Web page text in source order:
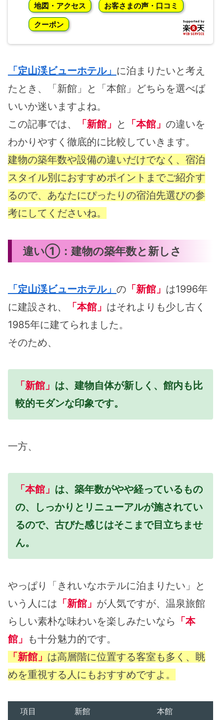
地図・アクセス
お客さまの声・口コミ
クーポン
「定山渓ビューホテル」 に泊まりたいと考え
たとき、「新館」と「本館」どちらを選べば
いいか迷いますよね。
この記事では、
「新館」 と 「本館」 の違いを
わかりやすく徹底的に比較していきます。
建物の築年数や設備の違いだけでなく、宿泊
スタイル別におすすめポイントまでご紹介す
るので、あなたにぴったりの宿泊先選びの参
考にしてくださいね。
違い①：建物の築年数と新しさ
「定山渓ビューホテル」 の 「新館」 は1996年
に建設され、
「本館」 はそれよりも少し古く
1985年に建てられました。
そのため、
「新館」 は、建物自体が新しく、館内も比
較的モダンな印象です。
一方、
「本館」 は、築年数がやや経っているもの
の、しっかりとリニューアルが施されてい
るので、古びた感じはそこまで目立ちませ
ん。
やっぱり「きれいなホテルに泊まりたい」と
いう人には 「新館」 が人気ですが、温泉旅館
らしい素朴な味わいを楽しみたいなら
「本
館」 も十分魅力的です。
「新館」 は高層階に位置する客室も多く、眺
めを重視する人にもおすすめですよ。
項目 新館 本館